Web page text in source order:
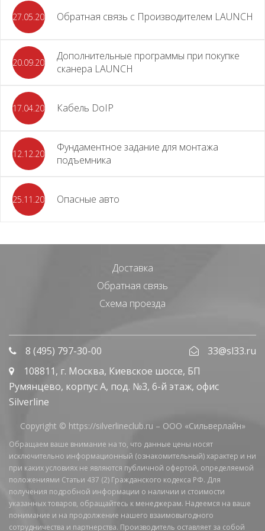
27.05.2026 Обратная связь с Производителем LAUNCH
20.09.2025
Дополнительные программы при покупке
сканера LAUNCH
17.04.2024 Кабель DoIP
12.12.2023
Фундаментное задание для монтажа
подъемника
25.11.2023 Опасные авто
Доставка
Обратная связь
Схема проезда
8 (495) 797-30-00
33@sl33.ru
108811, г. Москва, Киевское шоссе, БП
Румянцево, корпус А, под. №3, 6-й этаж, офис
Silverline
Copyright © https://silverlineclub.ru – ООО «Сильверлайн»
Обращаем ваше внимание на то, что данные цены носят
исключительно информационный (ознакомительный) характер и ни
при каких условиях не являются публичной офертой, определяемой
положениями Статьи 437 (2) Гражданского кодекса РФ. Для
получения подробной информации о наличии и стоимости
указанных товаров, обращайтесь к менеджерам. Надеемся на ваше
понимание и на продолжение нашего взаимовыгодного
сотрудничества и партнерства. Производитель оставляет за собой